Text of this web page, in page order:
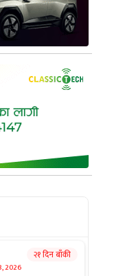
2026
२१ दिन बाँकी